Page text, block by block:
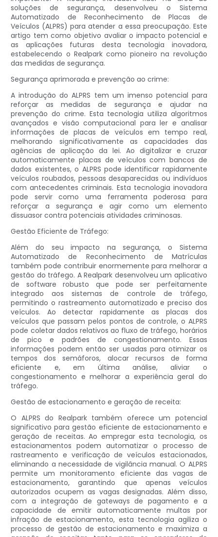
soluções de segurança, desenvolveu o Sistema
Automatizado de Reconhecimento de Placas de
Veículos (ALPRS) para atender a essa preocupação. Este
artigo tem como objetivo avaliar o impacto potencial e
as aplicações futuras desta tecnologia inovadora,
estabelecendo o Realpark como pioneiro na revolução
das medidas de segurança.
Segurança aprimorada e prevenção ao crime:
A introdução do ALPRS tem um imenso potencial para
reforçar as medidas de segurança e ajudar na
prevenção do crime. Esta tecnologia utiliza algoritmos
avançados e visão computacional para ler e analisar
informações de placas de veículos em tempo real,
melhorando significativamente as capacidades das
agências de aplicação da lei. Ao digitalizar e cruzar
automaticamente placas de veículos com bancos de
dados existentes, o ALPRS pode identificar rapidamente
veículos roubados, pessoas desaparecidas ou indivíduos
com antecedentes criminais. Esta tecnologia inovadora
pode servir como uma ferramenta poderosa para
reforçar a segurança e agir como um elemento
dissuasor contra potenciais atividades criminosas.
Gestão Eficiente de Tráfego:
Além do seu impacto na segurança, o Sistema
Automatizado de Reconhecimento de Matrículas
também pode contribuir enormemente para melhorar a
gestão do tráfego. A Realpark desenvolveu um aplicativo
de software robusto que pode ser perfeitamente
integrado aos sistemas de controle de tráfego,
permitindo o rastreamento automatizado e preciso dos
veículos. Ao detectar rapidamente as placas dos
veículos que passam pelos pontos de controle, o ALPRS
pode coletar dados relativos ao fluxo de tráfego, horários
de pico e padrões de congestionamento. Essas
informações podem então ser usadas para otimizar os
tempos dos semáforos, alocar recursos de forma
eficiente e, em última análise, aliviar o
congestionamento e melhorar a experiência geral do
tráfego.
Gestão de estacionamento e geração de receita:
O ALPRS do Realpark também oferece um potencial
significativo para gestão eficiente de estacionamento e
geração de receitas. Ao empregar esta tecnologia, os
estacionamentos podem automatizar o processo de
rastreamento e verificação de veículos estacionados,
eliminando a necessidade de vigilância manual. O ALPRS
permite um monitoramento eficiente das vagas de
estacionamento, garantindo que apenas veículos
autorizados ocupem as vagas designadas. Além disso,
com a integração de gateways de pagamento e a
capacidade de emitir automaticamente multas por
infração de estacionamento, esta tecnologia agiliza o
processo de gestão de estacionamento e maximiza a